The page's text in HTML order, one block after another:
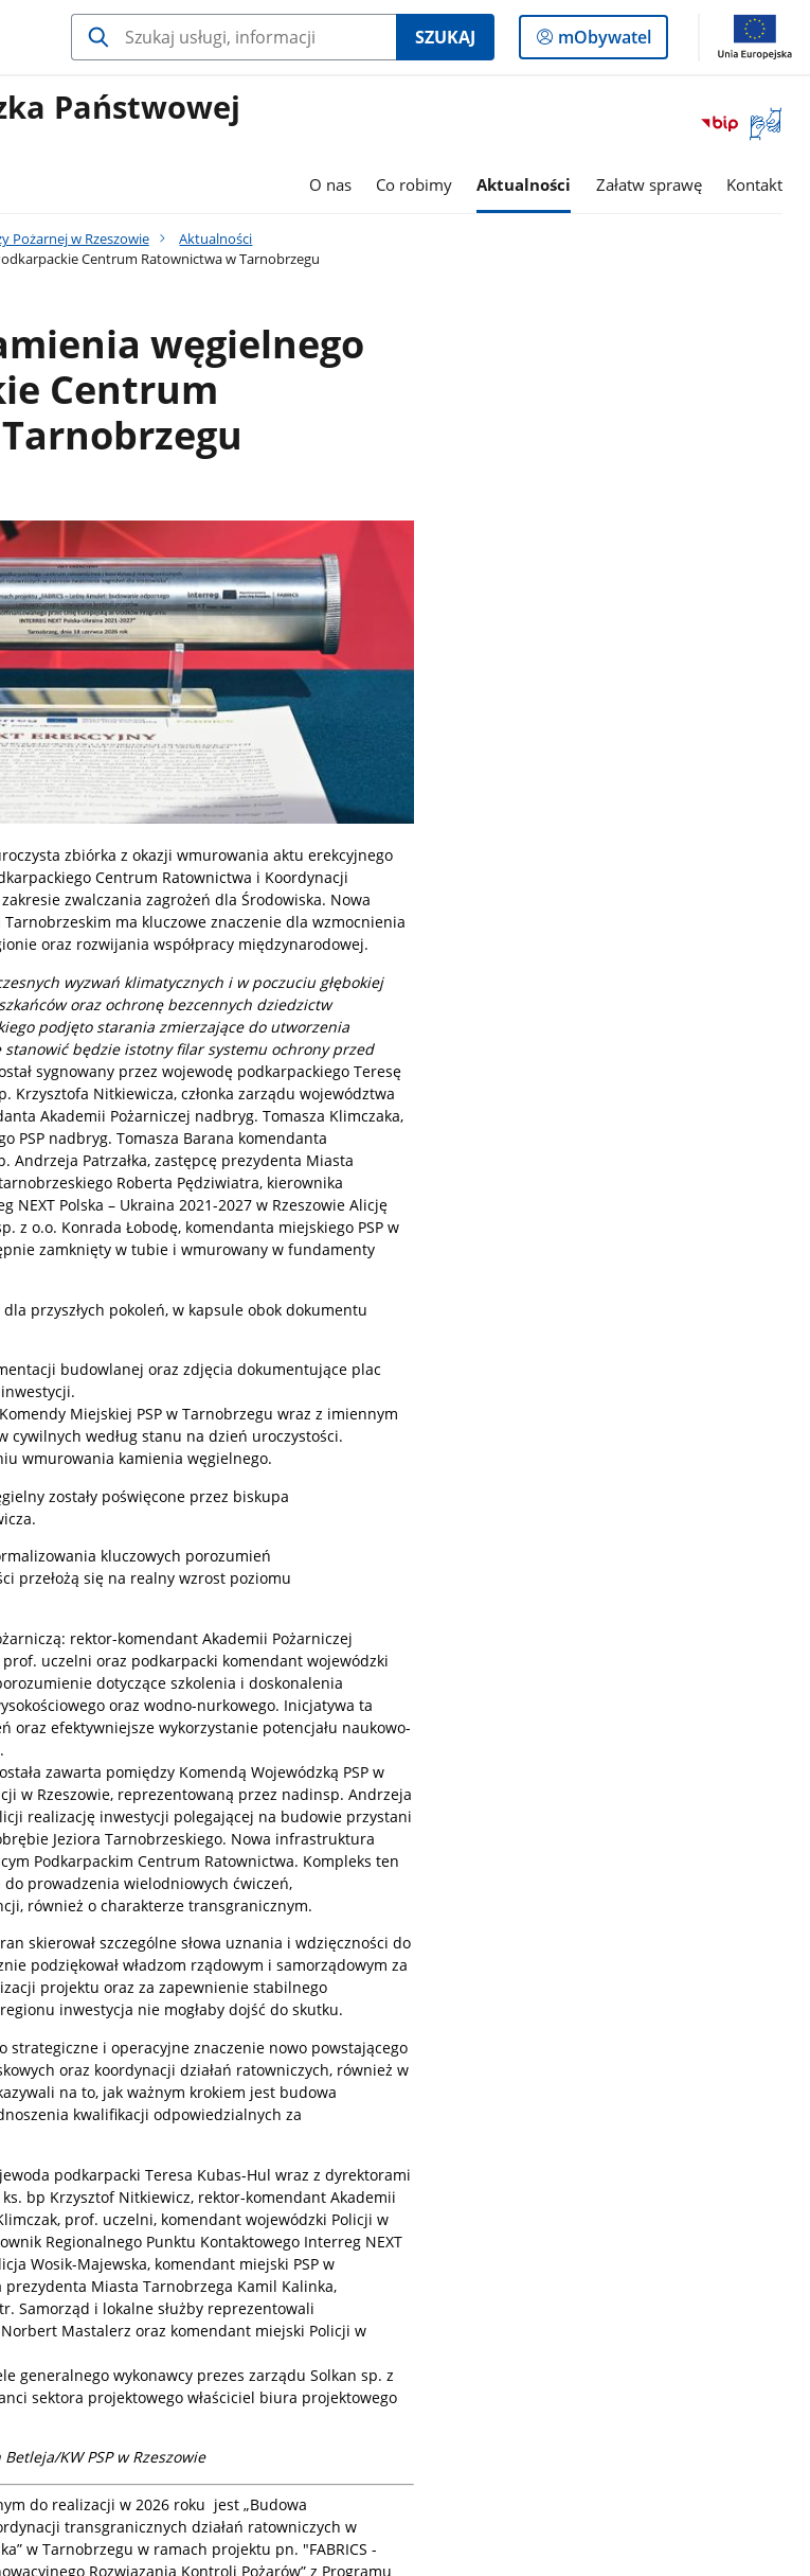
SZUKAJ
Logowanie
do
mObywatel
Otwórz
okno
Państwowej
O nas Co robimy Aktualności Załatw sprawę Kontakt
Pożarnej w Rzeszowie
Aktualności
Centrum Ratownictwa w Tarnobrzegu
węgielnego
Centrum
zbiórka z okazji wmurowania aktu erekcyjnego
Centrum Ratownictwa i Koordynacji
zwalczania zagrożeń dla Środowiska. Nowa
ma kluczowe znaczenie dla wzmocnienia
oraz rozwijania współpracy międzynarodowej.
wyzwań klimatycznych i w poczuciu głębokiej
oraz ochronę bezcennych dziedzictw
podjęto starania zmierzające do utworzenia
będzie istotny filar systemu ochrony przed
sygnowany przez wojewodę podkarpackiego Teresę
Krzysztofa Nitkiewicza, członka zarządu województwa
Akademii Pożarniczej nadbryg. Tomasza Klimczaka,
PSP nadbryg. Tomasza Barana komendanta
Andrzeja Patrzałka, zastępcę prezydenta Miasta
Roberta Pędziwiatra, kierownika
NEXT Polska – Ukraina 2021-2027 w Rzeszowie Alicję
z o.o. Konrada Łobodę, komendanta miejskiego PSP w
zamknięty w tubie i wmurowany w fundamenty
przyszłych pokoleń, w kapsule obok dokumentu
budowlanej oraz zdjęcia dokumentujące plac
Miejskiej PSP w Tarnobrzegu wraz z imiennym
według stanu na dzień uroczystości.
wmurowania kamienia węgielnego.
zostały poświęcone przez biskupa
kluczowych porozumień
przełożą się na realny wzrost poziomu
rektor-komendant Akademii Pożarniczej
uczelni oraz podkarpacki komendant wojewódzki
dotyczące szkolenia i doskonalenia
oraz wodno-nurkowego. Inicjatywa ta
oraz efektywniejsze wykorzystanie potencjału naukowo-
zawarta pomiędzy Komendą Wojewódzką PSP w
w Rzeszowie, reprezentowaną przez nadinsp. Andrzeja
realizację inwestycji polegającej na budowie przystani
Jeziora Tarnobrzeskiego. Nowa infrastruktura
Podkarpackim Centrum Ratownictwa. Kompleks ten
do prowadzenia wielodniowych ćwiczeń,
również o charakterze transgranicznym.
skierował szczególne słowa uznania i wdzięczności do
podziękował władzom rządowym i samorządowym za
projektu oraz za zapewnienie stabilnego
inwestycja nie mogłaby dojść do skutku.
strategiczne i operacyjne znaczenie nowo powstającego
oraz koordynacji działań ratowniczych, również w
na to, jak ważnym krokiem jest budowa
kwalifikacji odpowiedzialnych za
podkarpacki Teresa Kubas-Hul wraz z dyrektorami
ks. bp Krzysztof Nitkiewicz, rektor-komendant Akademii
prof. uczelni, komendant wojewódzki Policji w
Regionalnego Punktu Kontaktowego Interreg NEXT
Wosik-Majewska, komendant miejski PSP w
Miasta Tarnobrzega Kamil Kalinka,
Samorząd i lokalne służby reprezentowali
Mastalerz oraz komendant miejski Policji w
generalnego wykonawcy prezes zarządu Solkan sp. z
sektora projektowego właściciel biura projektowego
KW PSP w Rzeszowie
do realizacji w 2026 roku jest „Budowa
transgranicznych działań ratowniczych w
w Tarnobrzegu w ramach projektu pn. "FABRICS -
Rozwiązania Kontroli Pożarów” z Programu